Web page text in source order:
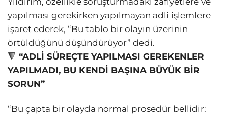
yapılması gerekirken yapılmayan adli işlemlere
işaret ederek, “Bu tablo bir olayın üzerinin
örtüldüğünü düşündürüyor” dedi.
🔻 “ADLİ SÜREÇTE YAPILMASI GEREKENLER
YAPILMADI, BU KENDİ BAŞINA BÜYÜK BİR
SORUN”
“Bu çapta bir olayda normal prosedür bellidir: